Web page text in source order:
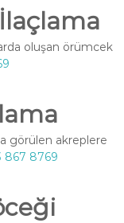
oluşan örümcek
görülen akreplere
867 8769